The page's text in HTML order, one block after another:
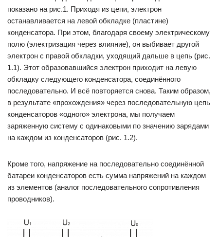
показано на рис.1. Приходя из цепи, электрон
останавливается на левой обкладке (пластине)
конденсатора. При этом, благодаря своему электрическому
полю (электризация через влияние), он выбивает другой
электрон с правой обкладки, уходящий дальше в цепь (рис.
1.1). Этот образовавшийся электрон приходит на левую
обкладку следующего конденсатора, соединённого
последовательно. И всё повторяется снова. Таким образом,
в результате «прохождения» через последовательную цепь
конденсаторов «одного» электрона, мы получаем
заряженную систему с одинаковыми по значению зарядами
на каждом из конденсаторов (рис. 1.2).
Кроме того, напряжение на последовательно соединённой
батареи конденсаторов есть сумма напряжений на каждом
из элементов (аналог последовательного сопротивления
проводников).